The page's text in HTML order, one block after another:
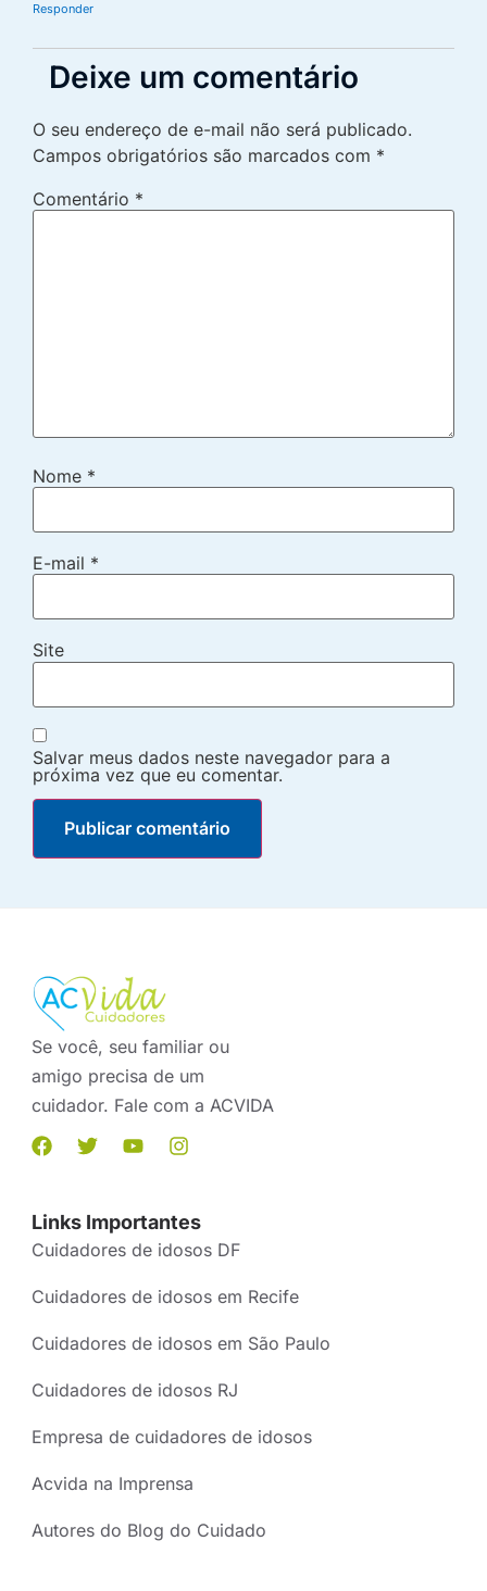
Responder
Deixe um comentário
O seu endereço de e-mail não será publicado.
Campos obrigatórios são marcados com *
Comentário *
Nome *
E-mail *
Site
Salvar meus dados neste navegador para a
próxima vez que eu comentar.
Se você, seu familiar ou
amigo precisa de um
cuidador. Fale com a ACVIDA
Links Importantes
Cuidadores de idosos DF
Cuidadores de idosos em Recife
Cuidadores de idosos em São Paulo
Cuidadores de idosos RJ
Empresa de cuidadores de idosos
Acvida na Imprensa
Autores do Blog do Cuidado